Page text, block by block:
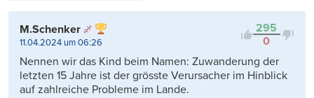
Kontrovers
295
0
M.Schenker
11.04.2024 um 06:26
Nennen wir das Kind beim Namen: Zuwanderung der
letzten 15 Jahre ist der grösste Verursacher im Hinblick
auf zahlreiche Probleme im Lande.